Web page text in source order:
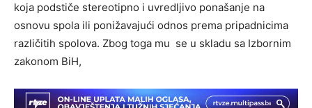
koja podstiče stereotipno i uvredljivo ponašanje na
osnovu spola ili ponižavajući odnos prema pripadnicima
različitih spolova. Zbog toga mu se u skladu sa Izbornim
zakonom BiH,